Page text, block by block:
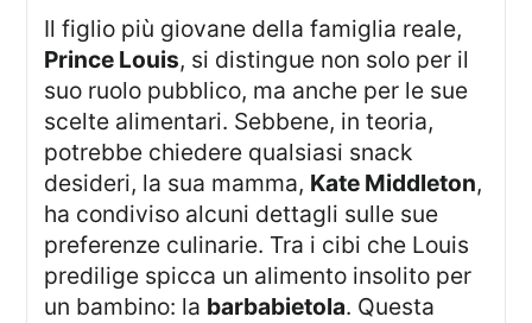
Il figlio più giovane della famiglia reale,
Prince Louis, si distingue non solo per il
suo ruolo pubblico, ma anche per le sue
scelte alimentari. Sebbene, in teoria,
potrebbe chiedere qualsiasi snack
desideri, la sua mamma, Kate Middleton,
ha condiviso alcuni dettagli sulle sue
preferenze culinarie. Tra i cibi che Louis
predilige spicca un alimento insolito per
un bambino: la barbabietola. Questa